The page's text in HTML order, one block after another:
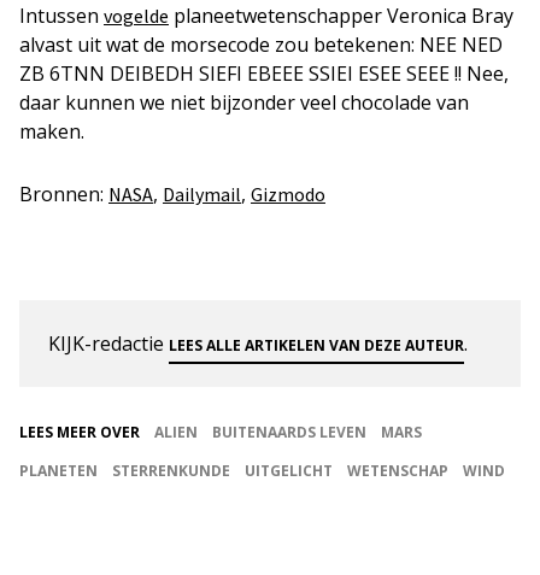
Intussen vogelde planeetwetenschapper Veronica Bray
alvast uit wat de morsecode zou betekenen: NEE NED
ZB 6TNN DEIBEDH SIEFI EBEEE SSIEI ESEE SEEE !! Nee,
daar kunnen we niet bijzonder veel chocolade van
maken.
Bronnen: NASA, Dailymail, Gizmodo
KIJK-redactie LEES ALLE ARTIKELEN VAN DEZE AUTEUR.
LEES MEER OVER ALIEN BUITENAARDS LEVEN
MARS
PLANETEN
STERRENKUNDE UITGELICHT WETENSCHAP WIND